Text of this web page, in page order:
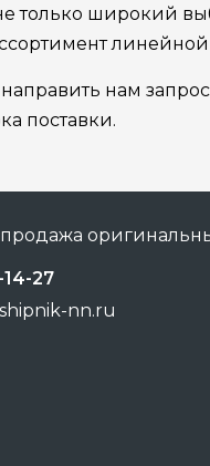
только широкий
нам
поставки.
14-27
nn.ru